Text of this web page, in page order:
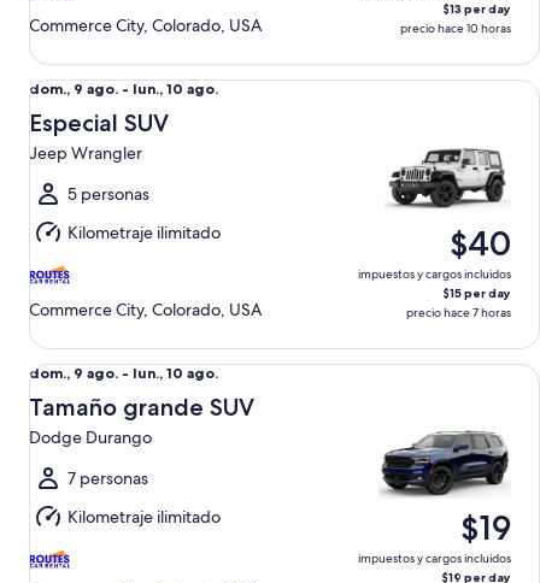
Commerce City, Colorado, USA
$13 per day
precio hace 10 horas
Del
dom.,
9
ago.
al
lun.,
10
ago.
dom., 9 ago. - lun., 10 ago.
Especial SUV
Jeep Wrangler
5 personas
Kilometraje ilimitado
Commerce City, Colorado, USA
$40
impuestos y cargos incluidos
$15 per day
precio hace 7 horas
Especial SUV Jeep Wrangler
Del
dom.,
9
ago.
al
lun.,
10
ago.
dom., 9 ago. - lun., 10 ago.
Tamaño grande SUV
Dodge Durango
7 personas
Kilometraje ilimitado
$19
impuestos y cargos incluidos
$19 per day
Tamaño grande SUV Dodge Durango